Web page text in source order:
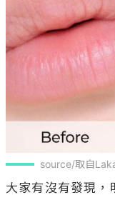
source/取自
大家有沒有發現，